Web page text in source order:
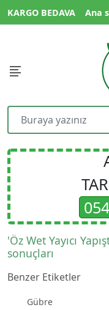
KARGO BEDAVA Ana
'Öz Wet Yayıcı
sonuçları
Benzer Etiketler
Gübre